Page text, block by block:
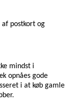
af postkort og
mindst i
opnåes gode
i at køb gamle